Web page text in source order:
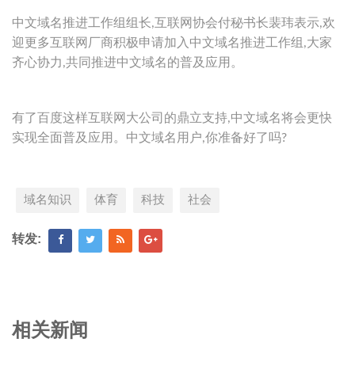
中文域名推进工作组组长,互联网协会付秘书长裴玮表示,欢
迎更多互联网厂商积极申请加入中文域名推进工作组,大家
齐心协力,共同推进中文域名的普及应用。
有了百度这样互联网大公司的鼎立支持,中文域名将会更快
实现全面普及应用。中文域名用户,你准备好了吗?
域名知识 体育 科技 社会
转发:
相关新闻